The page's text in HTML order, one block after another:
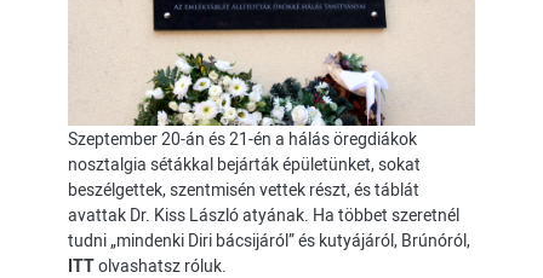
Szeptember 20-án és 21-én a hálás öregdiákok
nosztalgia sétákkal bejárták épületünket, sokat
beszélgettek, szentmisén vettek részt, és táblát
avattak Dr. Kiss László atyának. Ha többet szeretnél
tudni „mindenki Diri bácsijáról” és kutyájáról, Brúnóról,
ITTolvashatsz róluk.